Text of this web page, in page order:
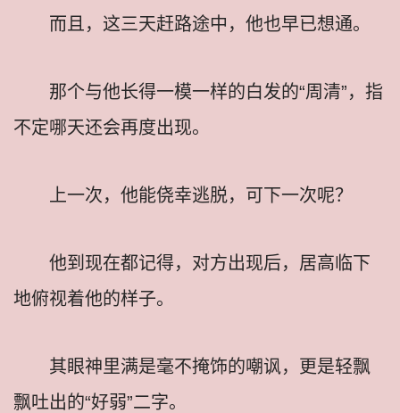
而且，这三天赶路途中，他也早已想通。
那个与他长得一模一样的白发的“周清”，指
不定哪天还会再度出现。
上一次，他能侥幸逃脱，可下一次呢？
他到现在都记得，对方出现后，居高临下
地俯视着他的样子。
其眼神里满是毫不掩饰的嘲讽，更是轻飘
飘吐出的“好弱”二字。